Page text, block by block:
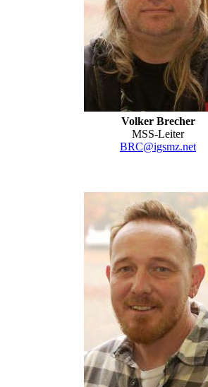
Volker Brecher
MSS-Leiter
BRC@igsmz.net